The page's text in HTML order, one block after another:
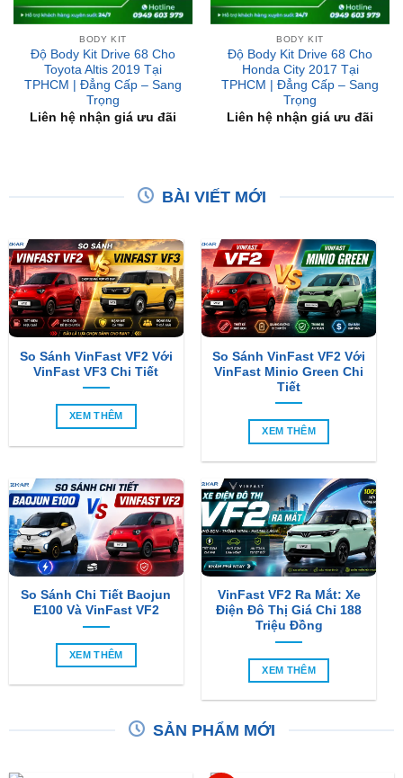
Độ Body Kit Drive 68 Cho
Toyota Altis 2019 Tại
TPHCM | Đẳng Cấp – Sang
Trọng
Liên hệ nhận giá ưu đãi
Độ Body Kit Drive 68 Cho
Honda City 2017 Tại
TPHCM | Đẳng Cấp – Sang
Trọng
Liên hệ nhận giá ưu đãi
So Sánh VinFast VF2 Với
VinFast VF3 Chi Tiết
XEM THÊM
So Sánh VinFast VF2 Với
VinFast Minio Green Chi
Tiết
XEM THÊM
So Sánh Chi Tiết Baojun
E100 Và VinFast VF2
XEM THÊM
VinFast VF2 Ra Mắt: Xe
Điện Đô Thị Giá Chỉ 188
Triệu Đồng
XEM THÊM
SẢN PHẨM MỚI